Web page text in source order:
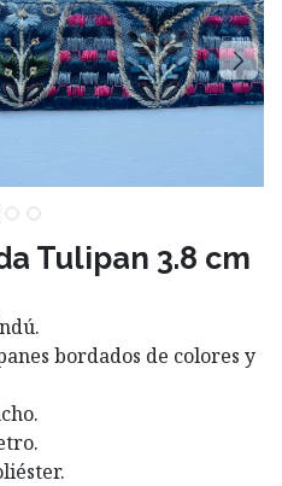
Tulipan 3.8 cm
bordados de colores y